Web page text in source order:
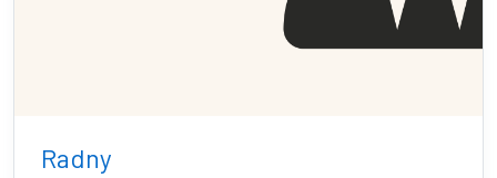
Radny